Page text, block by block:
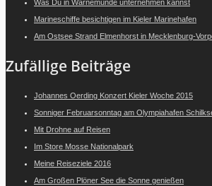
Was Du in Warnemünde unternehmen kannst
Marineschiffe besichtigen im Kieler Marinehafen
Am Ostsee Strand Elmenhorst in Mecklenburg-
Zufällige Beiträge
Johannes Oerding Konzert Kieler Woche 2015
Sonniger Februarsonntag am Olympiahafen
Mit Drohne auf Reisen
Im Store Mosse Nationalpark
Meine Reiseziele 2016
Am Großen Plöner See die Sonne genießen